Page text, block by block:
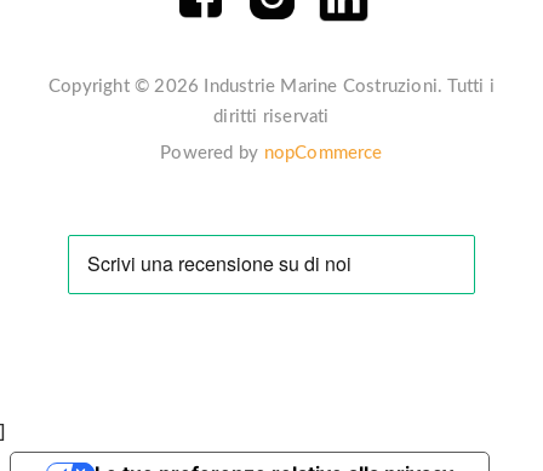
Copyright © 2026 Industrie Marine Costruzioni. Tutti i
diritti riservati
Powered by nopCommerce
]